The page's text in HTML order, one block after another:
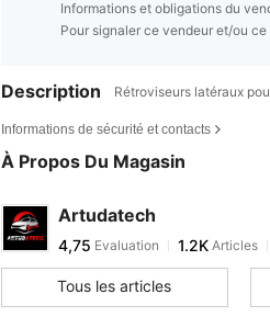
Informations et obligations du
Pour signaler ce vendeur et/ou
Description Rétroviseurs latéraux
Informations de sécurité et contacts
À Propos Du Magasin
Artudatech
4,75 Evaluation 1.2K Articles
Tous les articles